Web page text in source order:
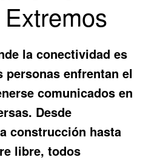
la conectividad es
personas enfrentan el
comunicados en
Desde
construcción hasta
libre, todos